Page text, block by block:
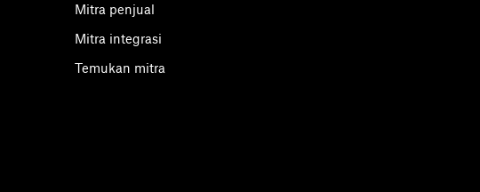
Mitra penjual
Mitra integrasi
Temukan mitra